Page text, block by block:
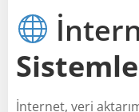
İnternet, veri